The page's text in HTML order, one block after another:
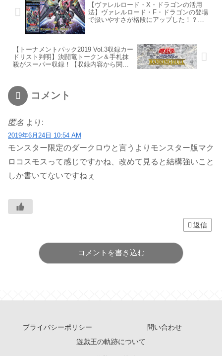
【ヴァレルロード・X・ドラゴンの活用
法】ヴァレルロード・F・ドラゴンの登場
で扱いやすさが格段にアップした！？
【トーナメントパック2019 Vol.3収録カー
ドリスト判明】決闘竜トークン＆手札抹
殺がスーパー収録！【収録内容から関連
コメント
匿名 より:
2019年6月24日 10:54 AM
モンスター限定のダークロウと言うよりモンスター版マク
ロコスモスって感じですかね、改めて見ると結構強いこと
しか書いてないですねぇ
返信
コメントを書き込む
プライバシーポリシー
問い合わせ
遊戯王の軌跡について